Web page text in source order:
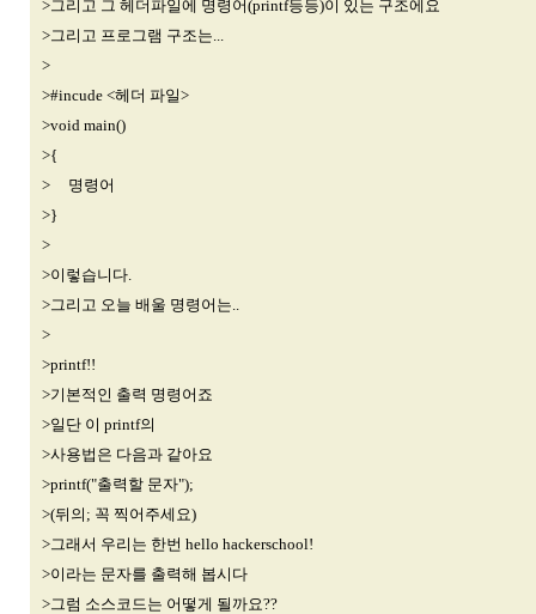
>그리고 그 헤더파일에 명령어(printf등등)이 있는 구조에요
>그리고 프로그램 구조는...
>
>#incude <헤더 파일>
>void main()
>{
> 명령어
>}
>
>이렇습니다.
>그리고 오늘 배울 명령어는..
>
>printf!!
>기본적인 출력 명령어죠
>일단 이 printf의
>사용법은 다음과 같아요
>printf("출력할 문자");
>(뒤의; 꼭 찍어주세요)
>그래서 우리는 한번 hello hackerschool!
>이라는 문자를 출력해 봅시다
>그럼 소스코드는 어떻게 될까요??